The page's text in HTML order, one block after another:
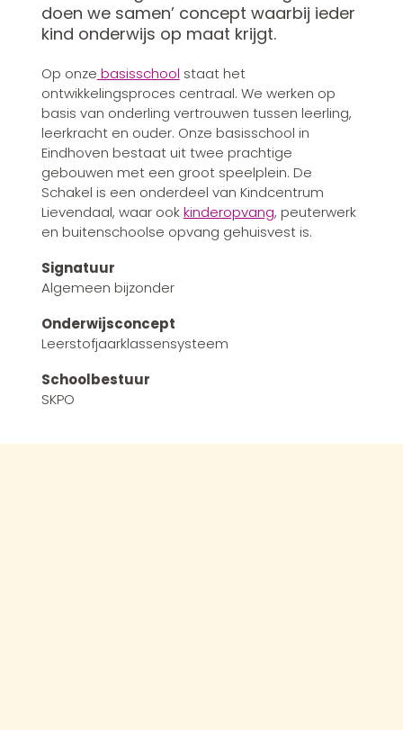
doen we samen’ concept waarbij ieder
kind onderwijs op maat krijgt.
Op onze basisschool staat het
ontwikkelingsproces centraal. We werken op
basis van onderling vertrouwen tussen leerling,
leerkracht en ouder. Onze basisschool in
Eindhoven bestaat uit twee prachtige
gebouwen met een groot speelplein. De
Schakel is een onderdeel van Kindcentrum
Lievendaal, waar ookkinderopvang, peuterwerk
en buitenschoolse opvang gehuisvest is.
Signatuur
Algemeen bijzonder
Onderwijsconcept
Leerstofjaarklassensysteem
Schoolbestuur
SKPO